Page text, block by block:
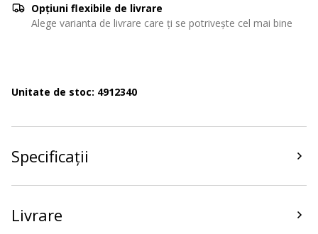
Opțiuni flexibile de livrare
Alege varianta de livrare care ți se potrivește cel mai bine
Unitate de stoc: 4912340
Specificații
Livrare